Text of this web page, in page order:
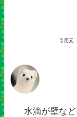
引用元：
水滴が壁な